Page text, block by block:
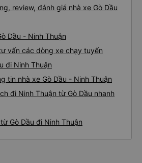
review, đánh giá nhà xe Gò Dầu
Dầu - Ninh Thuận
vấn các dòng xe chạy tuyến
đi Ninh Thuận
tin nhà xe Gò Dầu - Ninh Thuận
đi Ninh Thuận từ Gò Dầu nhanh
Gò Dầu đi Ninh Thuận